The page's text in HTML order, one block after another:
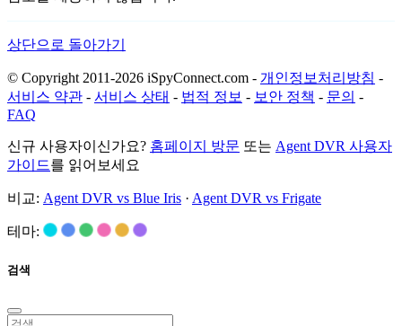
상단으로 돌아가기
© Copyright 2011-2026 iSpyConnect.com - 개인정보처리방침 -
서비스 약관 - 서비스 상태 - 법적 정보 - 보안 정책 - 문의 -
FAQ
신규 사용자이신가요? 홈페이지 방문 또는 Agent DVR 사용자
가이드를 읽어보세요
비교: Agent DVR vs Blue Iris · Agent DVR vs Frigate
테마:
검색